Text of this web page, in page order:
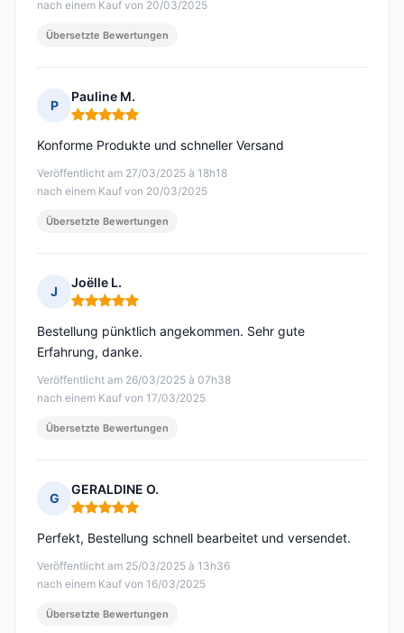
nach einem Kauf von 20/03/2025
Übersetzte Bewertungen
P
Pauline M.
Hinweis: 5 von 5
Veröffentlicht am 27/03/2025 à 18h18
nach einem Kauf von 20/03/2025
Konforme Produkte und schneller Versand
Übersetzte Bewertungen
J
Joëlle L.
Hinweis: 5 von 5
Veröffentlicht am 26/03/2025 à 07h38
nach einem Kauf von 17/03/2025
Bestellung pünktlich angekommen. Sehr gute
Erfahrung, danke.
Übersetzte Bewertungen
G
GERALDINE O.
Hinweis: 5 von 5
Veröffentlicht am 25/03/2025 à 13h36
nach einem Kauf von 16/03/2025
Perfekt, Bestellung schnell bearbeitet und versendet.
Übersetzte Bewertungen